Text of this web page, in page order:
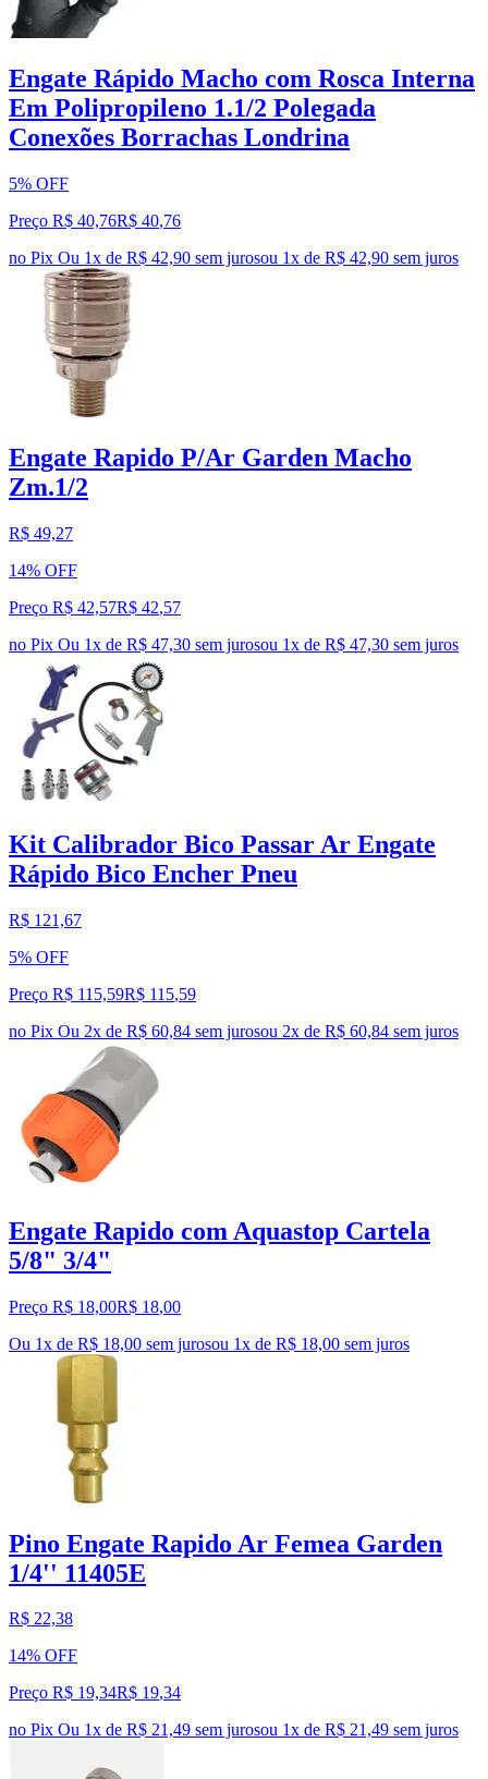
Engate Rápido Macho com Rosca Interna
Em Polipropileno 1.1/2 Polegada
Conexões Borrachas Londrina
5% OFF
Preço R$ 40,76R$ 40,76
no Pix Ou 1x de R$ 42,90 sem jurosou 1x de R$ 42,90 sem juros
Engate Rapido P/Ar Garden Macho
Zm.1/2
R$ 49,27
14% OFF
Preço R$ 42,57R$ 42,57
no Pix Ou 1x de R$ 47,30 sem jurosou 1x de R$ 47,30 sem juros
Kit Calibrador Bico Passar Ar Engate
Rápido Bico Encher Pneu
R$ 121,67
5% OFF
Preço R$ 115,59R$ 115,59
no Pix Ou 2x de R$ 60,84 sem jurosou 2x de R$ 60,84 sem juros
Engate Rapido com Aquastop Cartela
5/8" 3/4"
Preço R$ 18,00R$ 18,00
Ou 1x de R$ 18,00 sem jurosou 1x de R$ 18,00 sem juros
Pino Engate Rapido Ar Femea Garden
1/4'' 11405E
R$ 22,38
14% OFF
Preço R$ 19,34R$ 19,34
no Pix Ou 1x de R$ 21,49 sem jurosou 1x de R$ 21,49 sem juros